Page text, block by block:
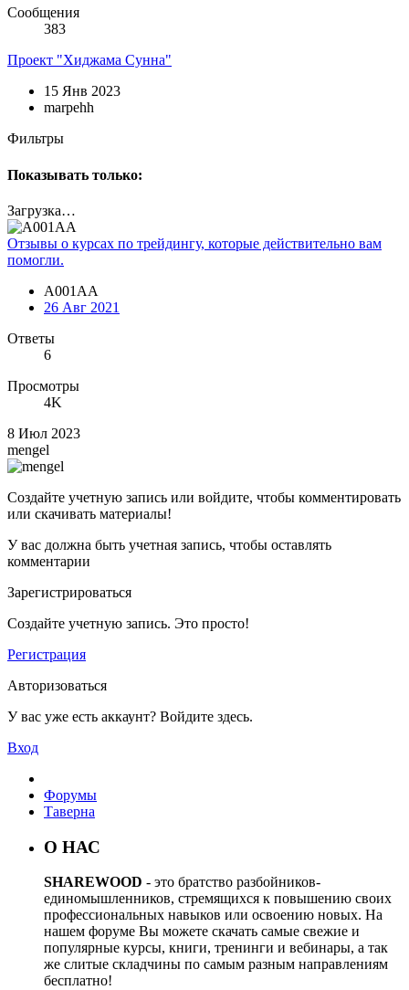
Сообщения
383
Проект "Хиджама Сунна"
15 Янв 2023
marpehh
Фильтры
Показывать только:
Загрузка…
Отзывы о курсах по трейдингу, которые действительно вам
помогли.
A001AA
26 Авг 2021
Ответы
6
Просмотры
4K
8 Июл 2023
mengel
Создайте учетную запись или войдите, чтобы комментировать
или скачивать материалы!
У вас должна быть учетная запись, чтобы оставлять
комментарии
Зарегистрироваться
Создайте учетную запись. Это просто!
Регистрация
Авторизоваться
У вас уже есть аккаунт? Войдите здесь.
Вход
Форумы
Таверна
О НАС
SHAREWOOD - это братство разбойников-
единомышленников, стремящихся к повышению своих
профессиональных навыков или освоению новых. На
нашем форуме Вы можете скачать самые свежие и
популярные курсы, книги, тренинги и вебинары, а так
же слитые складчины по самым разным направлениям
бесплатно!